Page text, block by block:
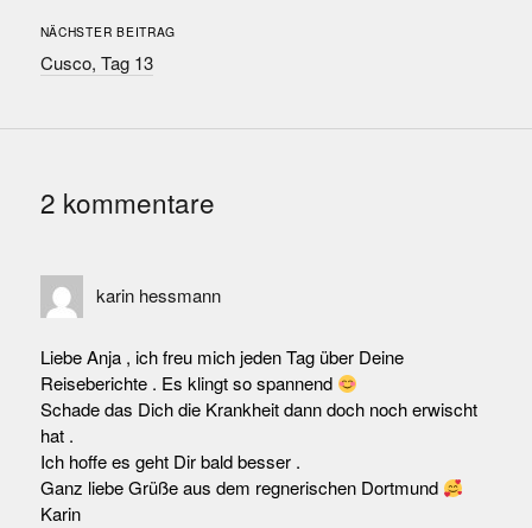
NÄCHSTER BEITRAG
Cusco, Tag 13
2 kommentare
karin hessmann
Liebe Anja , ich freu mich jeden Tag über Deine
Reiseberichte . Es klingt so spannend
Schade das Dich die Krankheit dann doch noch erwischt
hat .
Ich hoffe es geht Dir bald besser .
Ganz liebe Grüße aus dem regnerischen Dortmund
Karin